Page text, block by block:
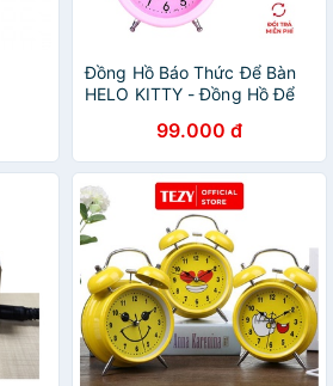
Đồng Hồ Báo Thức Để Bàn
HELO KITTY - Đồng Hồ Để
TEZYBOOKS99.000 đ